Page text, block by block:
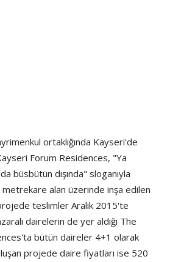
ortaklığında Kayseri'de
Forum Residences, "Ya
büsbütün dışında" sloganıyla
alan üzerinde inşa edilen
teslimler Aralık 2015'te
dairelerin de yer aldığı The
bütün daireler 4+1 olarak
projede daire fiyatları ise 520